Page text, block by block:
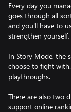
Every day you
goes through all
and you'll have to
strengthen
In Story Mode, the
choose to fight
playthroughs.
There are also two
support online